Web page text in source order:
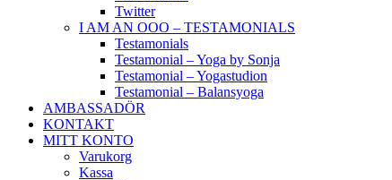
Twitter
I AM AN OOO – TESTAMONIALS
Testamonials
Testamonial – Yoga by Sonja
Testamonial – Yogastudion
Testamonial – Balansyoga
AMBASSADÖR
KONTAKT
MITT KONTO
Varukorg
Kassa